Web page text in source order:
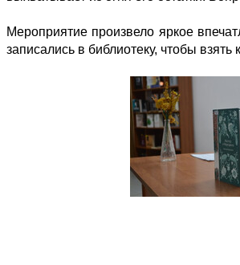
Мероприятие произвело яркое
записались в библиотеку, чтобы взять